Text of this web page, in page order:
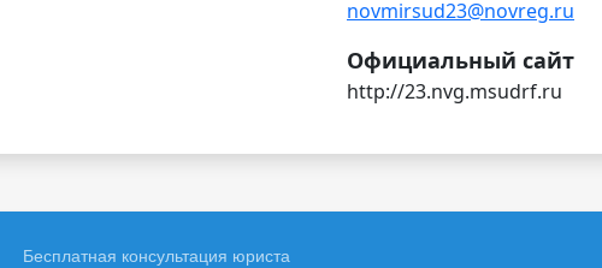
novmirsud23@novreg.ru
Официальный сайт
http://23.nvg.msudrf.ru